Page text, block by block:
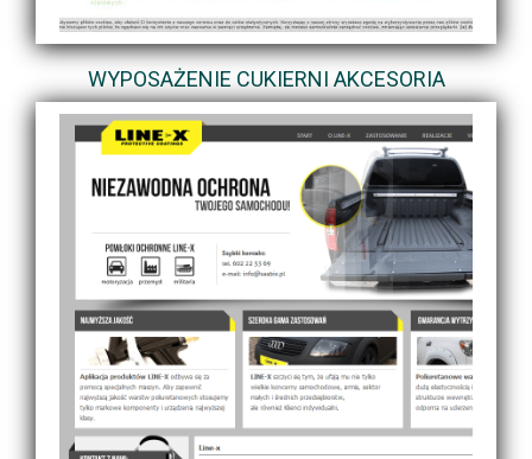
WYPOSAŻENIE CUKIERNI AKCESORIA